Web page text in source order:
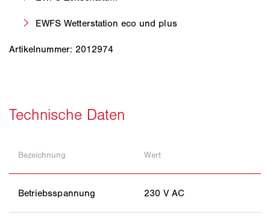
EWFS Wetterstation eco und plus
Artikelnummer: 2012974
Bezeichnung Wert
Betriebsspannung 230 V AC